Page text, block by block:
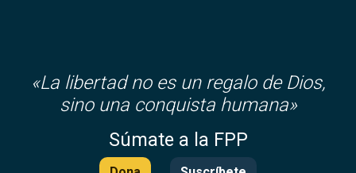
«La libertad no es un regalo de Dios,
sino una conquista humana»
Súmate a la FPP